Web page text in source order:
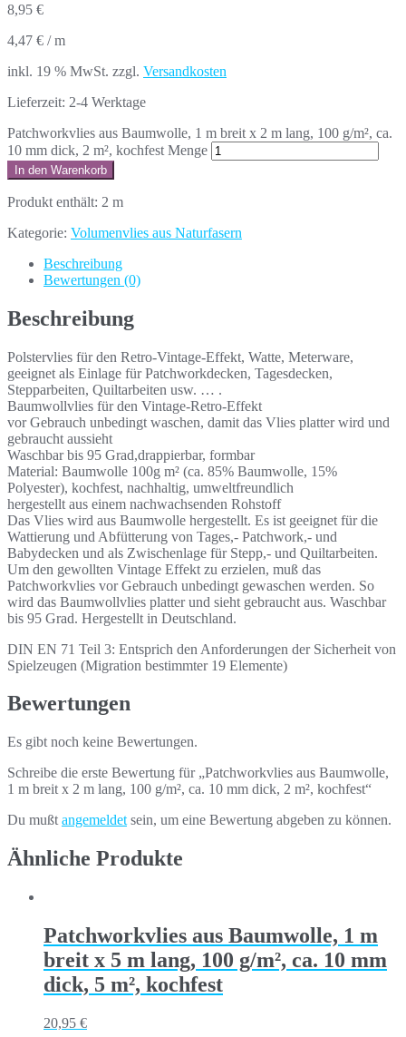
8,95 €
4,47 € /m
inkl. 19 % MwSt. zzgl. Versandkosten
Lieferzeit: 2-4 Werktage
Patchworkvlies aus Baumwolle, 1 m breit x 2 m lang, 100 g/m², ca.
10 mm dick, 2 m², kochfest Menge
In den Warenkorb
Produkt enthält: 2 m
Kategorie: Volumenvlies aus Naturfasern
Beschreibung
Bewertungen (0)
Beschreibung
Polstervlies für den Retro-Vintage-Effekt, Watte, Meterware,
geeignet als Einlage für Patchworkdecken, Tagesdecken,
Stepparbeiten, Quiltarbeiten usw. … .
Baumwollvlies für den Vintage-Retro-Effekt
vor Gebrauch unbedingt waschen, damit das Vlies platter wird und
gebraucht aussieht
Waschbar bis 95 Grad,drappierbar, formbar
Material: Baumwolle 100g m² (ca. 85% Baumwolle, 15%
Polyester), kochfest, nachhaltig, umweltfreundlich
hergestellt aus einem nachwachsenden Rohstoff
Das Vlies wird aus Baumwolle hergestellt. Es ist geeignet für die
Wattierung und Abfütterung von Tages,- Patchwork,- und
Babydecken und als Zwischenlage für Stepp,- und Quiltarbeiten.
Um den gewollten Vintage Effekt zu erzielen, muß das
Patchworkvlies vor Gebrauch unbedingt gewaschen werden. So
wird das Baumwollvlies platter und sieht gebraucht aus. Waschbar
bis 95 Grad. Hergestellt in Deutschland.
DIN EN 71 Teil 3: Entsprich den Anforderungen der Sicherheit von
Spielzeugen (Migration bestimmter 19 Elemente)
Bewertungen
Es gibt noch keine Bewertungen.
Schreibe die erste Bewertung für „Patchworkvlies aus Baumwolle,
1 m breit x 2 m lang, 100 g/m², ca. 10 mm dick, 2 m², kochfest“
Du mußt angemeldet sein, um eine Bewertung abgeben zu können.
Ähnliche Produkte
Patchworkvlies aus Baumwolle, 1 m
breit x 5 m lang, 100 g/m², ca. 10 mm
dick, 5 m², kochfest
20,95 €